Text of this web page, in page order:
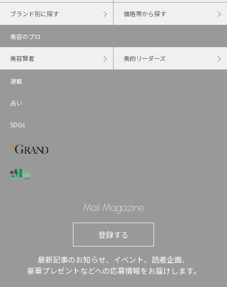
ブランド別に探す 価格帯から探す
美容のプロ
美容賢者 美的リーダーズ
連載
占い
SDGs
Mail Magazine
登録する
最新記事のお知らせ、イベント、読者企画、
豪華プレゼントなどへの応募情報をお届けします。